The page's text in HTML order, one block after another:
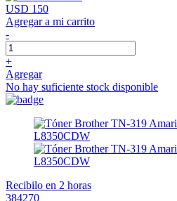
USD 150
Agregar a mi carrito
-
+
Agregar
No hay suficiente stock disponible
Recibilo en 2 horas
384270